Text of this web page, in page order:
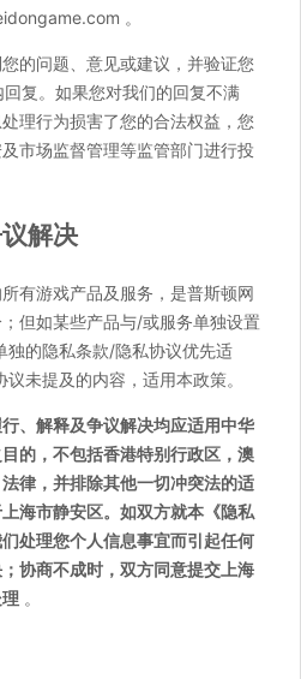
。
的问题、意见或建议，并验证您
复。如果您对我们的回复不满
理行为损害了您的合法权益，您
市场监督管理等监管部门进行投
解决
有游戏产品及服务，是普斯顿网
但如某些产品与/或服务单独设置
独的隐私条款/隐私协议优先适
未提及的内容，适用本政策。
、解释及争议解决均应适用中华
的，不包括香港特别行政区，澳
律，并排除其他一切冲突法的适
海市静安区。如双方就本《隐私
处理您个人信息事宜而引起任何
协商不成时，双方同意提交上海
。